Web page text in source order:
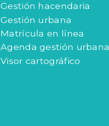
Gestión hacendaria
Gestión urbana
Matrícula en línea
Agenda gestión urbana
Visor cartográfico